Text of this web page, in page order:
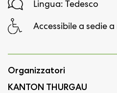
Lingua: Tedesco
Accessibile a sedie
Organizzatori
KANTON THURGAU